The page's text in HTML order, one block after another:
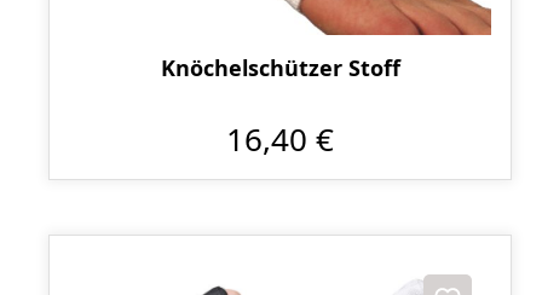
Knöchelschützer Stoff
16,40 €